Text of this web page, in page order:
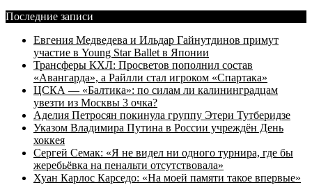
Последние записи
Евгения Медведева и Ильдар Гайнутдинов примут
участие в Young Star Ballet в Японии
Трансферы КХЛ: Просветов пополнил состав
«Авангарда», а Райлли стал игроком «Спартака»
ЦСКА — «Балтика»: по силам ли калининградцам
увезти из Москвы 3 очка?
Аделия Петросян покинула группу Этери Тутберидзе
Указом Владимира Путина в России учреждён День
хоккея
Сергей Семак: «Я не видел ни одного турнира, где бы
жеребьёвка на пенальти отсутствовала»
Хуан Карлос Карседо: «На моей памяти такое впервые»